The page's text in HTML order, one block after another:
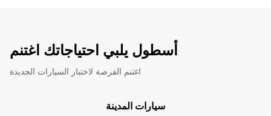
أسطول يلبي احتياجاتك اغتنم
اغتنم الفرصة لاختبار السيارات الجديدة
سيارات المدينة